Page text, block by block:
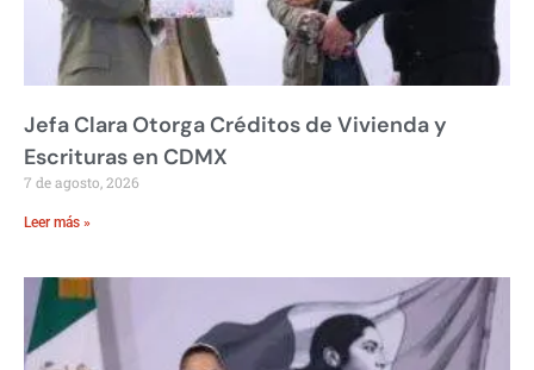
Jefa Clara Otorga Créditos de Vivienda y
Escrituras en CDMX
7 de agosto, 2026
Leer más »